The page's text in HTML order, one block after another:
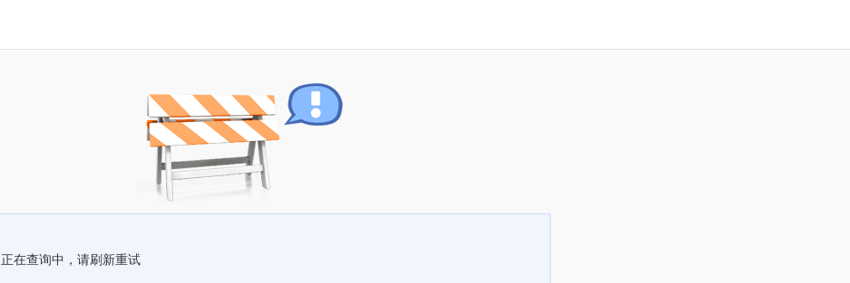
正在查询中，请刷新重试